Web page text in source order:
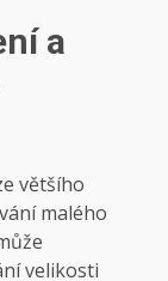
a
většího
malého
velikosti